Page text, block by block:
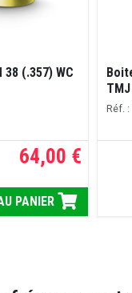
(.357) WC
64,00 €
PANIER
Réf.